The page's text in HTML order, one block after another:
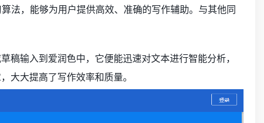
法，能够为用户提供高效、准确的写作辅助。与其他同
输入到爱润色中，它便能迅速对文本进行智能分析，
大大提高了写作效率和质量。